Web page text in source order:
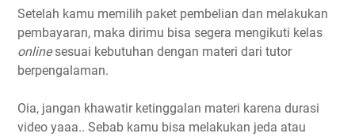
Setelah kamu memilih paket pembelian dan melakukan
pembayaran, maka dirimu bisa segera mengikuti kelas
onlinesesuai kebutuhan dengan materi dari tutor
berpengalaman.
Oia, jangan khawatir ketinggalan materi karena durasi
video yaaa.. Sebab kamu bisa melakukan jeda atau